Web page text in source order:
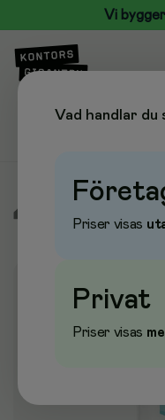
Vi
Vad handlar du
Priser visas
Privat
Priser visas